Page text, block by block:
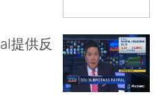
提供反